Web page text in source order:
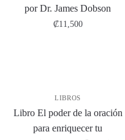
por Dr. James Dobson
₡11,500
LIBROS
Libro El poder de la oración
para enriquecer tu